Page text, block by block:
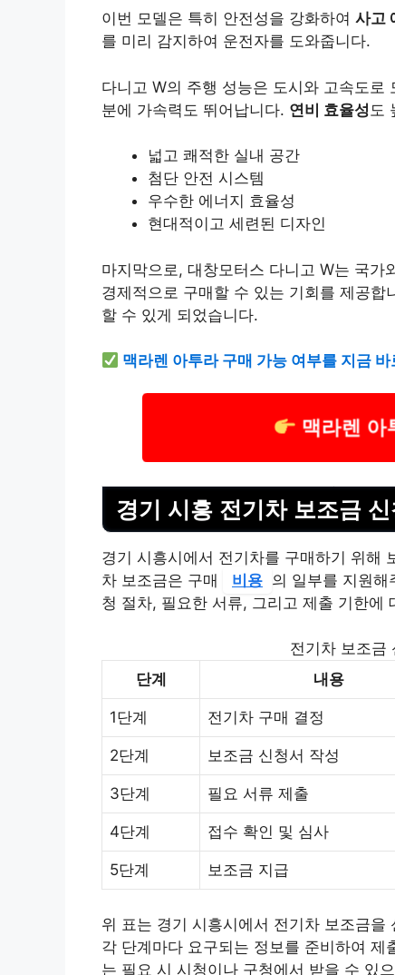
이번 모델은 특히 안전성을 강화하여 사고
를 미리 감지하여 운전자를 도와줍니다.
다니고 W의 주행 성능은 도시와 고속도로
분에 가속력도 뛰어납니다. 연비 효율성 도
넓고 쾌적한 실내 공간
첨단 안전 시스템
우수한 에너지 효율성
현대적이고 세련된 디자인
마지막으로, 대창모터스 다니고 W는 국가
경제적으로 구매할 수 있는 기회를 제공
할 수 있게 되었습니다.
맥라렌 아투라 구매 가능 여부를 지금
맥라렌 아
경기 시흥 전기차 보조금
경기 시흥시에서 전기차를 구매하기 위해
차 보조금은 구매
비용 의 일부를 지원해
청 절차, 필요한 서류, 그리고 제출 기한에
전기차 보조금
단계
내용
1단계 전기차 구매 결정
2단계 보조금 신청서 작성
3단계 필요 서류 제출
4단계 접수 확인 및 심사
5단계 보조금 지급
위 표는 경기 시흥시에서 전기차 보조금
각 단계마다 요구되는 정보를 준비하여
는 필요 시 시청이나 구청에서 받을 수 있